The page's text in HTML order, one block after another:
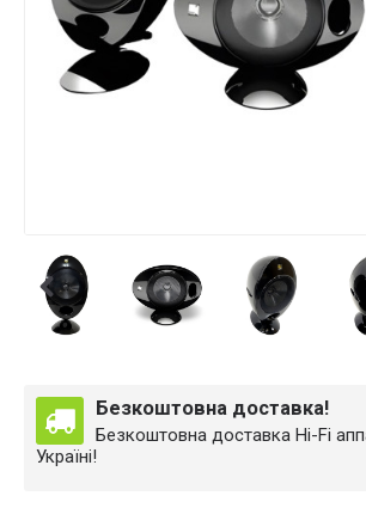
Безкоштовна доставка!
Безкоштовна доставка Hi-Fi
Україні!